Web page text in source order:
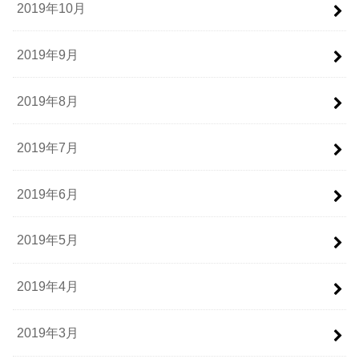
2019年10月
2019年9月
2019年8月
2019年7月
2019年6月
2019年5月
2019年4月
2019年3月